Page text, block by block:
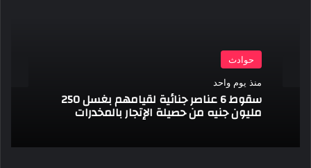
حوادث
منذ يوم واحد
سقوط 6 عناصر جنائية لقيامهم بغسل 250
مليون جنيه من حصيلة الإتجار بالمخدرات